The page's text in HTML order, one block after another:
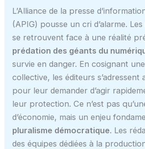
L’Alliance de la presse
(APIG) pousse un cri d’alarme.
se retrouvent face à une réalité
prédation des géants du
survie en danger. En cosignant
collective, les éditeurs s’adressent
pour leur demander d’agir
leur protection. Ce n’est pas
d’économie, mais un enjeu
pluralisme démocratique. Les
des équipes dédiées à la